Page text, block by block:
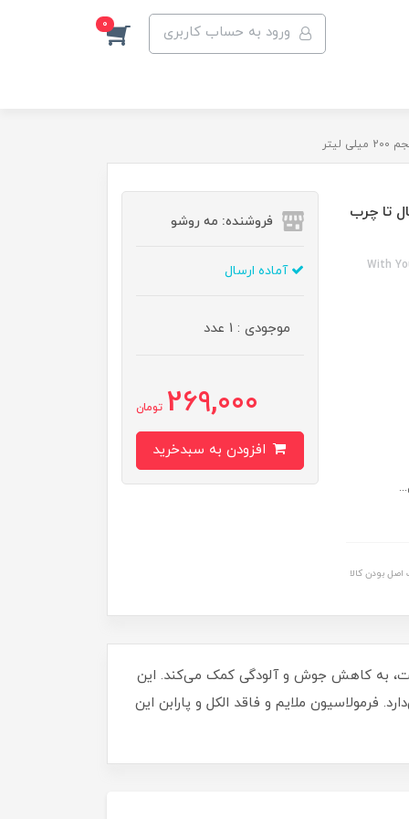
ورود به حساب کاربری 0
تا چرب
With
بودن کالا
فروشنده: مه رو‌شو
آماده ارسال
موجودی : 1 عدد
269,000 تومان
به کاهش جوش و آلودگی کمک می‌کند. این
ملایم و فاقد الکل و پارابن این